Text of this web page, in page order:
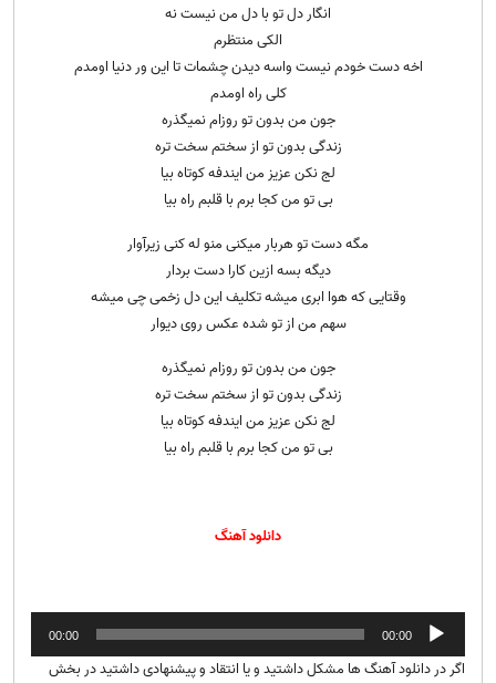
انگار دل تو با دل من نیست نه
الکی منتظرم
اخه دست خودم نیست واسه دیدن چشمات تا این ور دنیا اومدم
کلی راه اومدم
جون من بدون تو روزام نمیگذره
زندگی بدون تو از سختم سخت تره
لج نکن عزیز من ایندفه کوتاه بیا
بی تو من کجا برم با قلبم راه بیا
مگه دست تو هربار میکنی منو له کنی زیرآوار
دیگه بسه ازین کارا دست بردار
وقتایی که هوا ابری میشه تکلیف این دل زخمی چی میشه
سهم من از تو شده عکس روی دیوار
جون من بدون تو روزام نمیگذره
زندگی بدون تو از سختم سخت تره
لج نکن عزیز من ایندفه کوتاه بیا
بی تو من کجا برم با قلبم راه بیا
دانلود آهنگ
پخش‌کننده
صوت
00:00
00:00
اگر در دانلود آهنگ ها مشکل داشتید و یا انتقاد و پیشنهادی داشتید در بخش